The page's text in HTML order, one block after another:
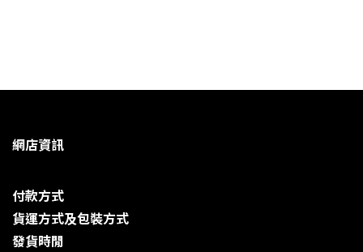
網店資訊
付款方式
貨運方式及包裝方式
發貨時閒